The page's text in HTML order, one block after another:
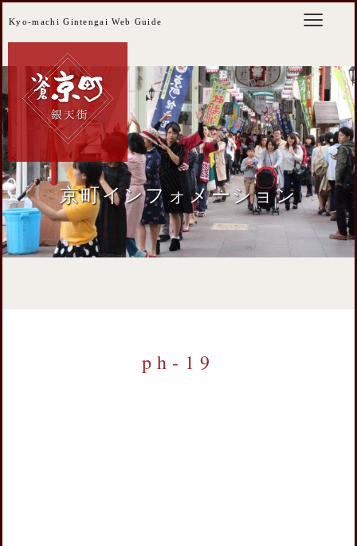
Kyo-machi Gintengai Web Guide
京町インフォメーション
ph-19